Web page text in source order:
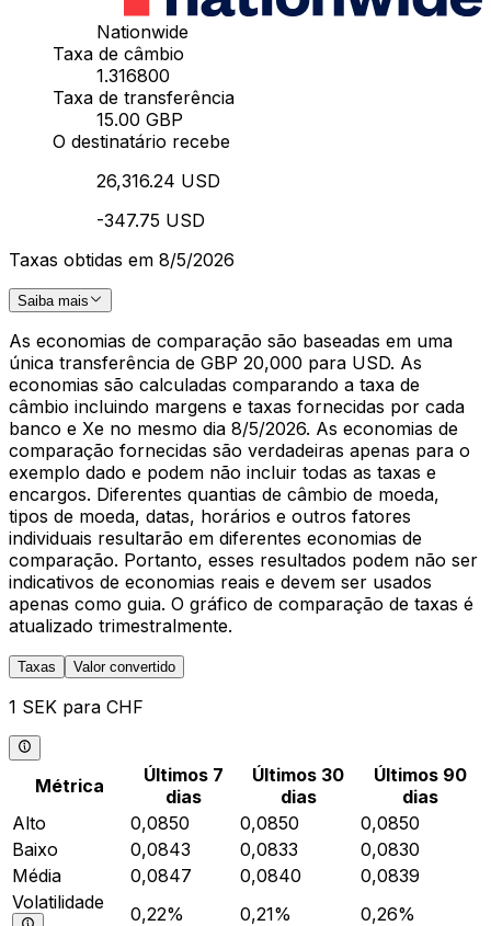
Nationwide
Taxa de câmbio
1.316800
Taxa de transferência
15.00 GBP
O destinatário recebe
26,316.24 USD
-347.75 USD
Taxas obtidas em 8/5/2026
Saiba mais
As economias de comparação são baseadas em uma
única transferência de GBP 20,000 para USD. As
economias são calculadas comparando a taxa de
câmbio incluindo margens e taxas fornecidas por cada
banco e Xe no mesmo dia 8/5/2026. As economias de
comparação fornecidas são verdadeiras apenas para o
exemplo dado e podem não incluir todas as taxas e
encargos. Diferentes quantias de câmbio de moeda,
tipos de moeda, datas, horários e outros fatores
individuais resultarão em diferentes economias de
comparação. Portanto, esses resultados podem não ser
indicativos de economias reais e devem ser usados
apenas como guia. O gráfico de comparação de taxas é
atualizado trimestralmente.
Taxas Valor convertido
1 SEK para CHF
Métrica
Últimos 7
dias
Últimos 30
dias
Últimos 90
dias
Alto
0,0850 0,0850
0,0850
Baixo
0,0843 0,0833
0,0830
Média
0,0847 0,0840
0,0839
Volatilidade
0,22% 0,21% 0,26%